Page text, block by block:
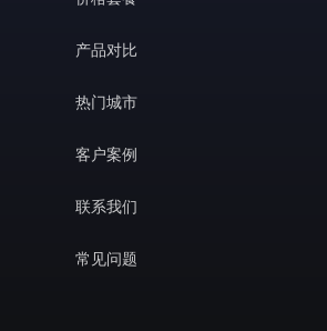
产品对比
热门城市
客户案例
联系我们
常见问题